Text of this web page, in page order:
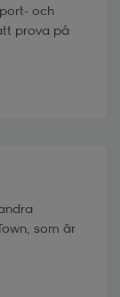
och
prova på
som är